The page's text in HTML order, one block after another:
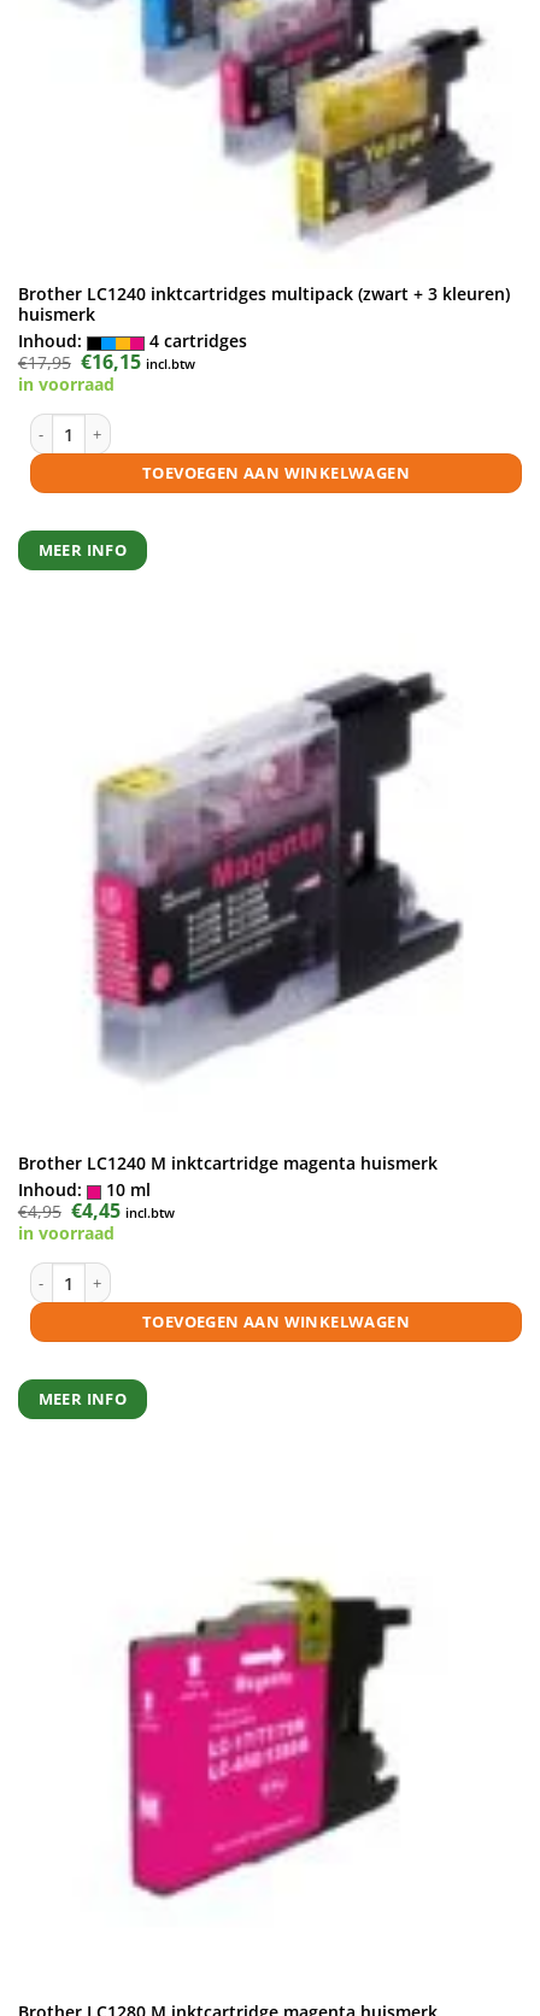
Brother LC1240 inktcartridges multipack (zwart + 3 kleuren)
huismerk
Inhoud:
4 cartridges
€17,95 Oorspronkelijke
prijs
was:
€16,15Huidige
prijs
incl.btw
in voorraad
Brother LC1240 inktcartridges multipack (zwart + 3 kleuren) huismerk
TOEVOEGEN AAN WINKELWAGEN
MEER INFO
Brother LC1240 M inktcartridge magenta huismerk
Inhoud:
10 ml
€4,95 Oorspronkelijke
prijs
was:
€4,45Huidige
prijs
incl.btw
in voorraad
Brother LC1240 M inktcartridge magenta huismerk aantal
TOEVOEGEN AAN WINKELWAGEN
MEER INFO